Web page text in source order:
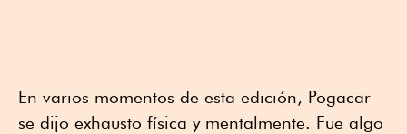
En varios momentos de esta edición, Pogacar
se dijo exhausto física y mentalmente. Fue algo